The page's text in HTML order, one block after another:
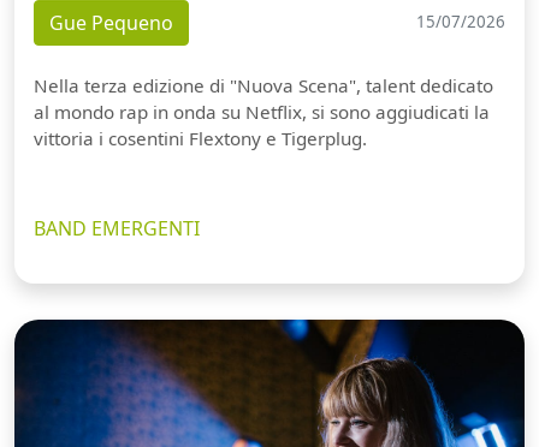
Gue Pequeno 15/07/2026
Nella terza edizione di "Nuova Scena", talent dedicato
al mondo rap in onda su Netflix, si sono aggiudicati la
vittoria i cosentini Flextony e Tigerplug.
BAND EMERGENTI